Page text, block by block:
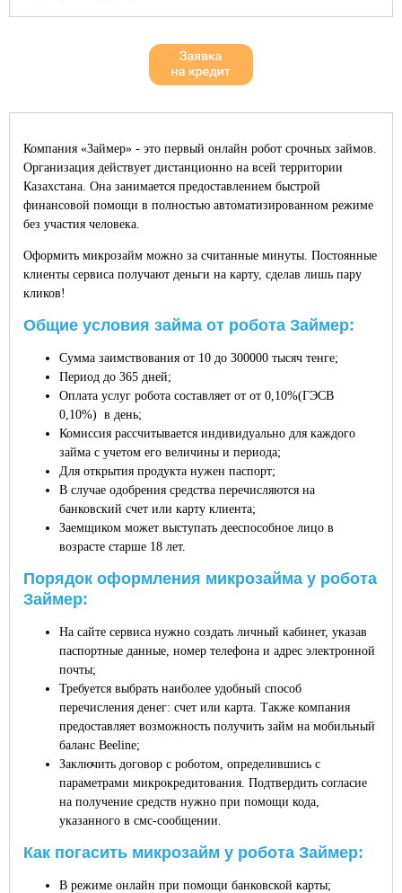
Компания «Займер» - это первый онлайн робот срочных займов.
Организация действует дистанционно на всей территории
Казахстана. Она занимается предоставлением быстрой
финансовой помощи в полностью автоматизированном режиме
без участия человека.
Оформить микрозайм можно за считанные минуты. Постоянные
клиенты сервиса получают деньги на карту, сделав лишь пару
кликов!
Общие условия займа от робота Займер:
Сумма заимствования от 10 до 300000 тысяч тенге;
Период до 365 дней;
Оплата услуг робота составляет от от 0,10%(ГЭСВ
0,10%) в день;
Комиссия рассчитывается индивидуально для каждого
займа с учетом его величины и периода;
Для открытия продукта нужен паспорт;
В случае одобрения средства перечисляются на
банковский счет или карту клиента;
Заемщиком может выступать дееспособное лицо в
возрасте старше 18 лет.
Порядок оформления микрозайма у робота
Займер:
На сайте сервиса нужно создать личный кабинет, указав
паспортные данные, номер телефона и адрес электронной
почты;
Требуется выбрать наиболее удобный способ
перечисления денег: счет или карта. Также компания
предоставляет возможность получить займ на мобильный
баланс Beeline;
Заключить договор с роботом, определившись с
параметрами микрокредитования. Подтвердить согласие
на получение средств нужно при помощи кода,
указанного в смс-сообщении.
Как погасить микрозайм у робота Займер:
В режиме онлайн при помощи банковской карты;